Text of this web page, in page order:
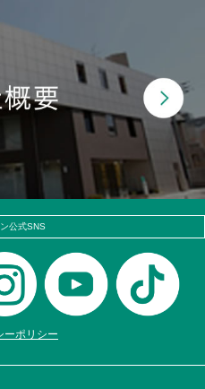
公式SNS
ーポリシー